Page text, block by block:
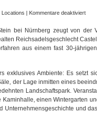
Locations | Kommentare deaktiviertfür
von
für
bei Nürnberg zeugt von der
Reichsadelsgeschlecht
aus einem fast 30-
exklusives Ambiente: Es setzt
der Lage inmitten eines
Landschaftspark.
einen Wintergarten
und